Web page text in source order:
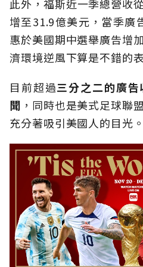
此外，福斯近一季總營收
增至31.9億美元，當季廣
惠於美國期中選舉廣告增
濟環境逆風下算是不錯的
目前超過三分之二的廣
聞 ，同時也是美式足球聯
充分著吸引美國人的目光。